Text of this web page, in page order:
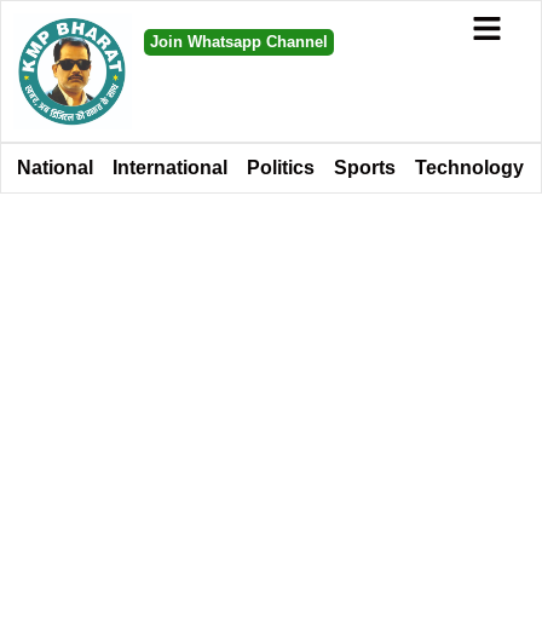
Join Whatsapp Channel
National International Politics Sports Technology